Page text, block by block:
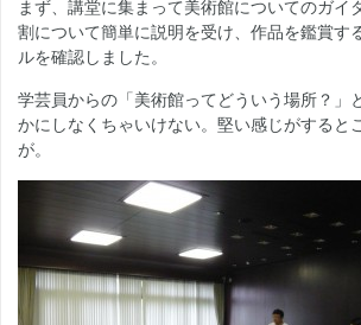
まず、講堂に集まって美術館についてのガイ
割について簡単に説明を受け、作品を鑑賞す
ルを確認しました。
学芸員からの「美術館ってどういう場所？」
かにしなくちゃいけない。堅い感じがすると
が。